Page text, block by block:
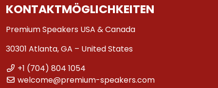
KONTAKTMÖGLICHKEITEN
Premium Speakers USA & Canada
30301 Atlanta, GA – United States
+1 (704) 804 1054
welcome@premium-speakers.com